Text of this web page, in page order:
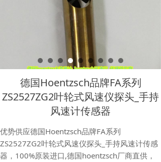
德国Hoentzsch品牌FA系列
ZS2527ZG2叶轮式风速仪探头_手持
风速计传感器
优势供应德国Hoentzsch品牌FA系列
ZS2527ZG2叶轮式风速仪探头_手持风速计传感
器，100%原装进口,德国hoentzsch厂商直供，